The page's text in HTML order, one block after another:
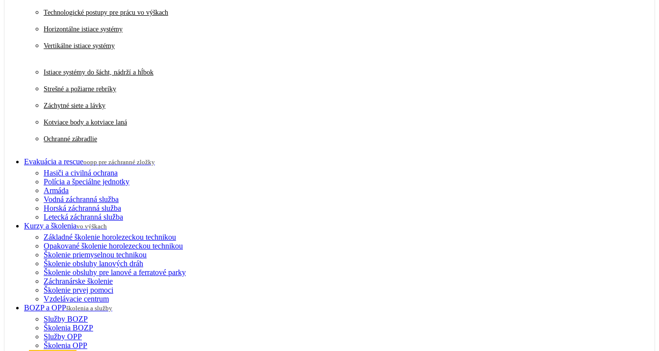
Technologické postupy pre prácu vo výškach
Horizontálne istiace systémy
Vertikálne istiace systémy
Istiace systémy do šácht, nádrží a hĺbok
Strešné a požiarne rebríky
Záchytné siete a lávky
Kotviace body a kotviace laná
Ochranné zábradlie
Evakuácia a rescueoopp pre záchranné zložky
Hasiči a civilná ochrana
Polícia a špeciálne jednotky
Armáda
Vodná záchranná služba
Horská záchranná služba
Letecká záchranná služba
Kurzy a školeniavo výškach
Základné školenie horolezeckou technikou
Opakované školenie horolezeckou technikou
Školenie priemyselnou technikou
Školenie obsluhy lanových dráh
Školenie obsluhy pre lanové a ferratové parky
Záchranárske školenie
Školenie prvej pomoci
Vzdelávacie centrum
BOZP a OPPškolenia a služby
Služby BOZP
Školenia BOZP
Služby OPP
Školenia OPP